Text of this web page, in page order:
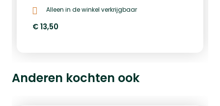
€125Alleen in de winkel verkrijgbaar
€ 13,50
Anderen kochten ook